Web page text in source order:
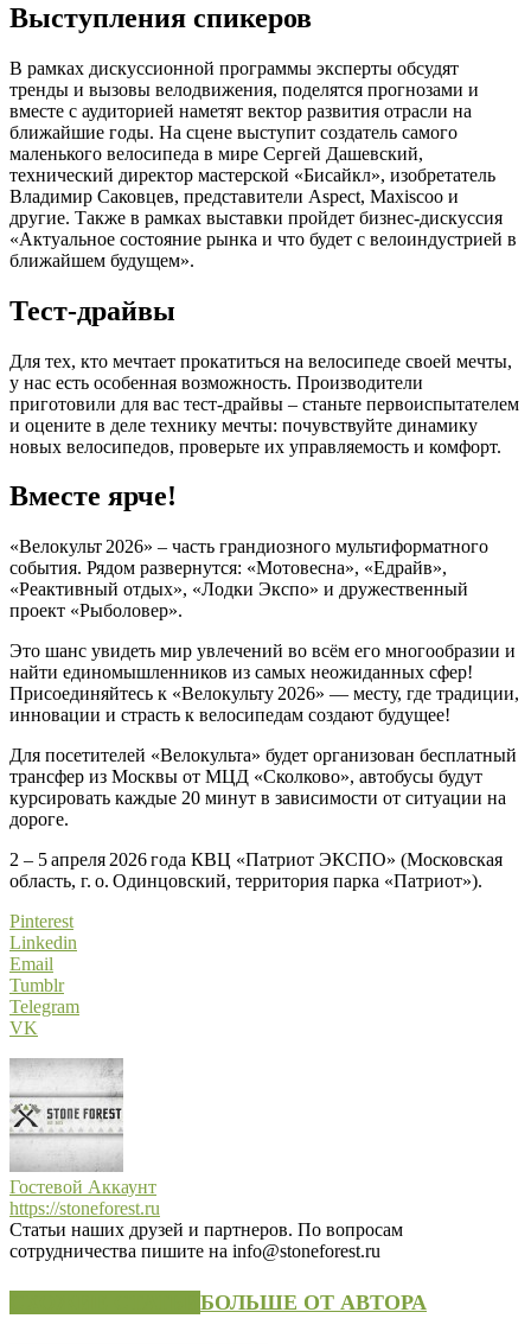
Выступления спикеров
В рамках дискуссионной программы эксперты обсудят
тренды и вызовы велодвижения, поделятся прогнозами и
вместе с аудиторией наметят вектор развития отрасли на
ближайшие годы. На сцене выступит создатель самого
маленького велосипеда в мире Сергей Дашевский,
технический директор мастерской «Бисайкл», изобретатель
Владимир Саковцев, представители Aspect, Maxiscoo и
другие. Также в рамках выставки пройдет бизнес-дискуссия
«Актуальное состояние рынка и что будет с велоиндустрией в
ближайшем будущем».
Тест-драйвы
Для тех, кто мечтает прокатиться на велосипеде своей мечты,
у нас есть особенная возможность. Производители
приготовили для вас тест-драйвы – станьте первоиспытателем
и оцените в деле технику мечты: почувствуйте динамику
новых велосипедов, проверьте их управляемость и комфорт.
Вместе ярче!
«Велокульт 2026» – часть грандиозного мультиформатного
события. Рядом развернутся: «Мотовесна», «Едрайв»,
«Реактивный отдых», «Лодки Экспо» и дружественный
проект «Рыболовер».
Это шанс увидеть мир увлечений во всём его многообразии и
найти единомышленников из самых неожиданных сфер!
Присоединяйтесь к «Велокульту 2026» — месту, где традиции,
инновации и страсть к велосипедам создают будущее!
Для посетителей «Велокульта» будет организован бесплатный
трансфер из Москвы от МЦД «Сколково», автобусы будут
курсировать каждые 20 минут в зависимости от ситуации на
дороге.
2 – 5 апреля 2026 года КВЦ «Патриот ЭКСПО» (Московская
область, г. о. Одинцовский, территория парка «Патриот»).
Pinterest
Linkedin
Email
Tumblr
Telegram
VK
Гостевой Аккаунт
https://stoneforest.ru
Статьи наших друзей и партнеров. По вопросам
сотрудничества пишите на info@stoneforest.ru
БОЛЬШЕ ОТ АВТОРА